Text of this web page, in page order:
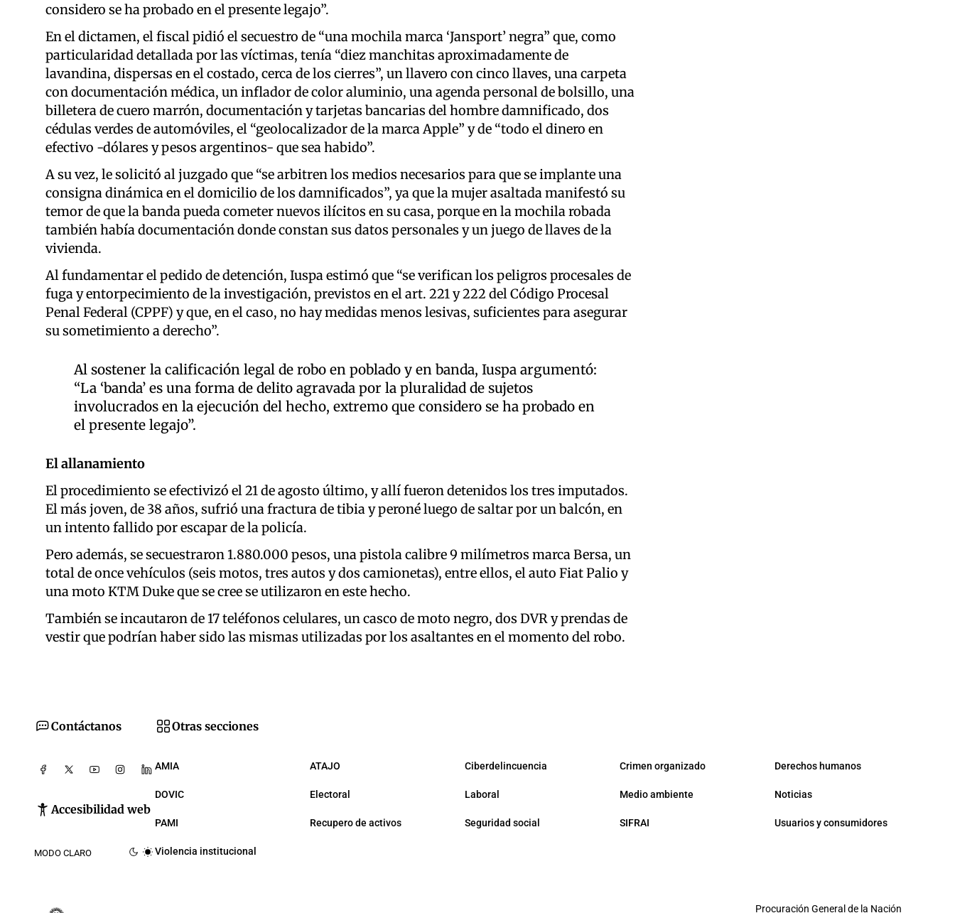
considero se ha probado en el presente legajo”.
En el dictamen, el fiscal pidió el secuestro de “una mochila marca ‘Jansport’ negra” que, como
particularidad detallada por las víctimas, tenía “diez manchitas aproximadamente de
lavandina, dispersas en el costado, cerca de los cierres”, un llavero con cinco llaves, una carpeta
con documentación médica, un inflador de color aluminio, una agenda personal de bolsillo, una
billetera de cuero marrón, documentación y tarjetas bancarias del hombre damnificado, dos
cédulas verdes de automóviles, el “geolocalizador de la marca Apple” y de “todo el dinero en
efectivo -dólares y pesos argentinos- que sea habido”.
A su vez, le solicitó al juzgado que “se arbitren los medios necesarios para que se implante una
consigna dinámica en el domicilio de los damnificados”, ya que la mujer asaltada manifestó su
temor de que la banda pueda cometer nuevos ilícitos en su casa, porque en la mochila robada
también había documentación donde constan sus datos personales y un juego de llaves de la
vivienda.
Al fundamentar el pedido de detención, Iuspa estimó que “se verifican los peligros procesales de
fuga y entorpecimiento de la investigación, previstos en el art. 221 y 222 del Código Procesal
Penal Federal (CPPF) y que, en el caso, no hay medidas menos lesivas, suficientes para asegurar
su sometimiento a derecho”.
Al sostener la calificación legal de robo en poblado y en banda, Iuspa argumentó:
“La ‘banda’ es una forma de delito agravada por la pluralidad de sujetos
involucrados en la ejecución del hecho, extremo que considero se ha probado en
el presente legajo”.
El allanamiento
El procedimiento se efectivizó el 21 de agosto último, y allí fueron detenidos los tres imputados.
El más joven, de 38 años, sufrió una fractura de tibia y peroné luego de saltar por un balcón, en
un intento fallido por escapar de la policía.
Pero además, se secuestraron 1.880.000 pesos, una pistola calibre 9 milímetros marca Bersa, un
total de once vehículos (seis motos, tres autos y dos camionetas), entre ellos, el auto Fiat Palio y
una moto KTM Duke que se cree se utilizaron en este hecho.
También se incautaron de 17 teléfonos celulares, un casco de moto negro, dos DVR y prendas de
vestir que podrían haber sido las mismas utilizadas por los asaltantes en el momento del robo.
Contáctanos
Accesibilidad web
MODO CLARO
Otras secciones
AMIA ATAJO Ciberdelincuencia Crimen organizado Derechos humanos
DOVIC Electoral Laboral Medio ambiente Noticias
PAMI Recupero de activos Seguridad social SIFRAI Usuarios y consumidores
Violencia institucional
Procuración General de la Nación